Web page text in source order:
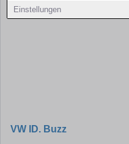
Einstellungen
VW ID. Buzz